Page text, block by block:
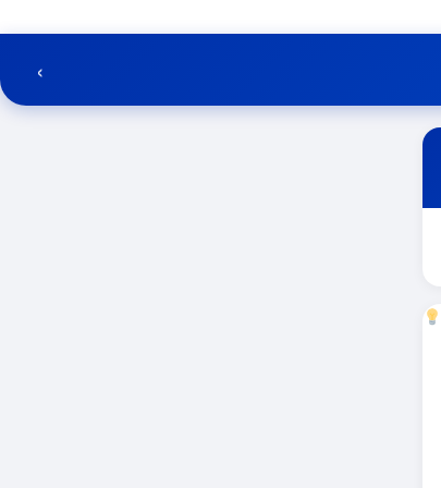
至
容
‹